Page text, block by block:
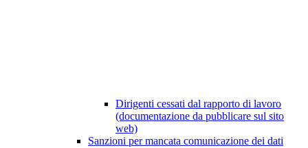
Dirigenti cessati dal rapporto di lavoro
(documentazione da pubblicare sul sito
web)
Sanzioni per mancata comunicazione dei dati